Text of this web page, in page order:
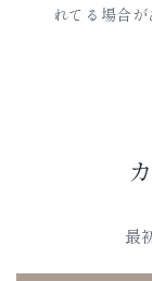
れてる場合
最